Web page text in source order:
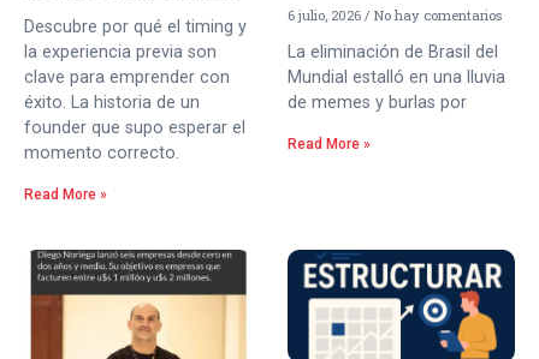
Descubre por qué el timing y
la experiencia previa son
clave para emprender con
éxito. La historia de un
founder que supo esperar el
momento correcto.
Read More »
6 julio, 2026 No hay comentarios
La eliminación de Brasil del
Mundial estalló en una lluvia
de memes y burlas por
Read More »